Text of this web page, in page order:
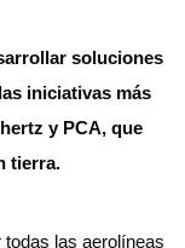
soluciones
iniciativas más
y PCA, que
tierra.
todas las aerolíneas